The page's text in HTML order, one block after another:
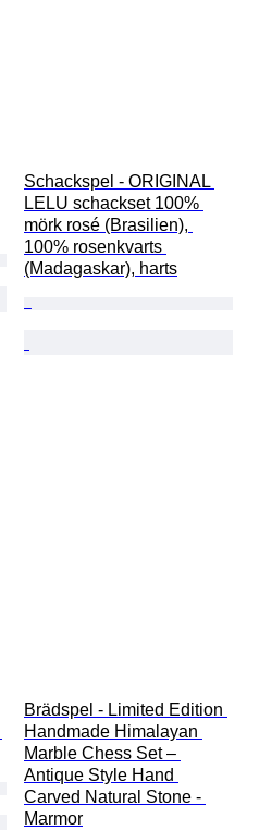
Schackspel - ORIGINAL
LELU schackset 100%
mörk rosé (Brasilien),
100% rosenkvarts
(Madagaskar), harts
Brädspel - Limited Edition
Handmade Himalayan
Marble Chess Set –
Antique Style Hand
Carved Natural Stone -
Marmor